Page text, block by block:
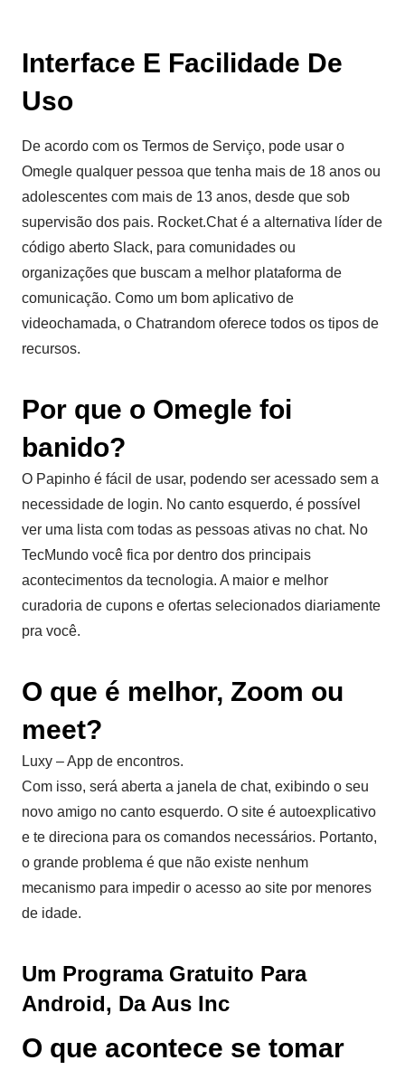
Interface E Facilidade De
Uso
De acordo com os Termos de Serviço, pode usar o
Omegle qualquer pessoa que tenha mais de 18 anos ou
adolescentes com mais de 13 anos, desde que sob
supervisão dos pais. Rocket.Chat é a alternativa líder de
código aberto Slack, para comunidades ou
organizações que buscam a melhor plataforma de
comunicação. Como um bom aplicativo de
videochamada, o Chatrandom oferece todos os tipos de
recursos.
Por que o Omegle foi
banido?
O Papinho é fácil de usar, podendo ser acessado sem a
necessidade de login. No canto esquerdo, é possível
ver uma lista com todas as pessoas ativas no chat. No
TecMundo você fica por dentro dos principais
acontecimentos da tecnologia. A maior e melhor
curadoria de cupons e ofertas selecionados diariamente
pra você.
O que é melhor, Zoom ou
meet?
Luxy – App de encontros.
Com isso, será aberta a janela de chat, exibindo o seu
novo amigo no canto esquerdo. O site é autoexplicativo
e te direciona para os comandos necessários. Portanto,
o grande problema é que não existe nenhum
mecanismo para impedir o acesso ao site por menores
de idade.
Um Programa Gratuito Para
Android, Da Aus Inc
O que acontece se tomar